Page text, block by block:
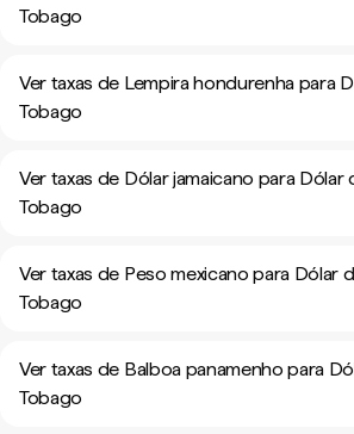
Tobago
Ver taxas de Lempira hondurenha para
Tobago
Ver taxas de Dólar jamaicano para Dólar
Tobago
Ver taxas de Peso mexicano para Dólar
Tobago
Ver taxas de Balboa panamenho para
Tobago